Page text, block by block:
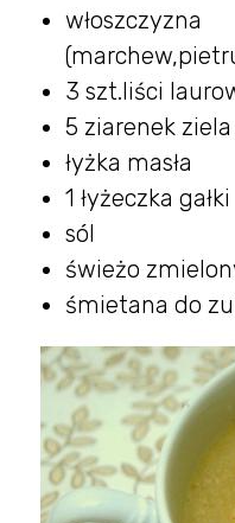
włoszczyzna
3 szt.liści
5 ziarenek
łyżka masła
1 łyżeczka
sól
świeżo
śmietana do